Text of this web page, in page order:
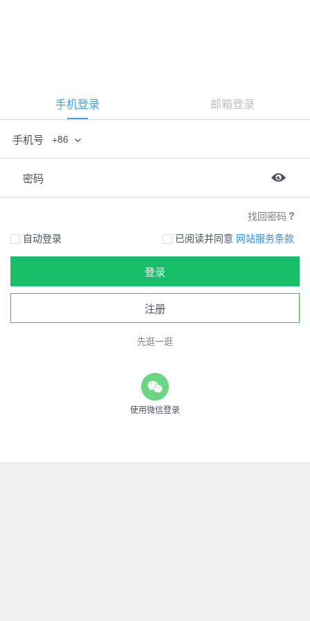
手机登录 邮箱登录
手机号 +86
密码
找回密码
自动登录
已阅读并同意 网站服务条款
登录
注册
先逛一逛
使用微信登录